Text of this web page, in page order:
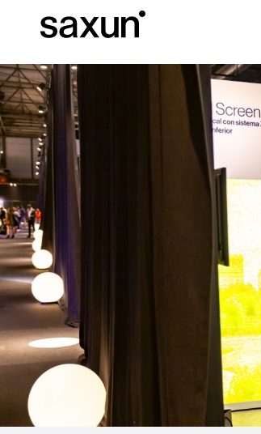
Persianas enrollables y cajones
Cortinas de Cristal
Hoteles, restaurantes y cafeterías
Descargas
Sobre Nosotros